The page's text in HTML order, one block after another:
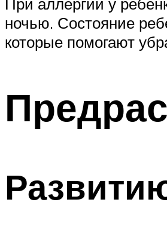
ночью. Состояние
которые помогают